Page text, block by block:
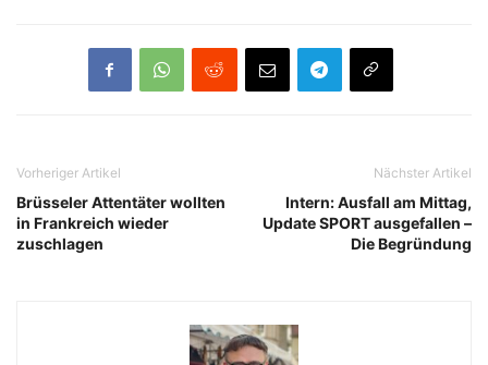
Vorheriger Artikel
Brüsseler Attentäter wollten
in Frankreich wieder
zuschlagen
Nächster Artikel
Intern: Ausfall am Mittag,
Update SPORT ausgefallen –
Die Begründung